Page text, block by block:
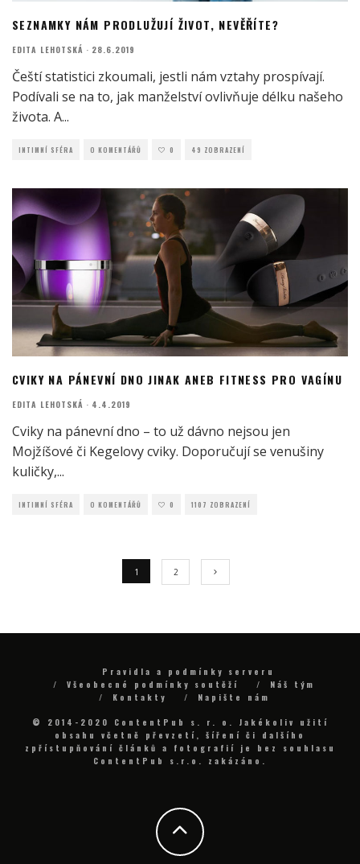
SEZNAMKY NÁM PRODLUŽUJÍ ŽIVOT, NEVĚŘÍTE?
EDITA LEHOTSKÁ · 28.6.2019
Čeští statistici zkoumali, jestli nám vztahy prospívají.
Podívali se na to, jak manželství ovlivňuje délku našeho
života. A...
INTIMNÍ SFÉRA O KOMENTÁŘŮ 0 49 ZOBRAZENÍ
CVIKY NA PÁNEVNÍ DNO JINAK ANEB FITNESS PRO VAGÍNU
EDITA LEHOTSKÁ · 4.4.2019
Cviky na pánevní dno – to už dávno nejsou jen
Mojžíšové či Kegelovy cviky. Doporučují se venušiny
kuličky,...
INTIMNÍ SFÉRA O KOMENTÁŘŮ 0 1107 ZOBRAZENÍ
1 2
Pravidla a podmínky serveru
Všeobecné podmínky soutěží
Náš tým
Kontakty
Napište nám
© 2014-2020 ContentPub s. r. o. Jakékoliv užití
obsahu včetně převzetí, šíření či dalšího
zpřístupňování článků a fotografií je bez souhlasu
ContentPub s.r.o. zakázáno.